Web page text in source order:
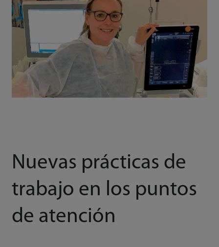
Nuevas prácticas de
trabajo en los puntos
de atención